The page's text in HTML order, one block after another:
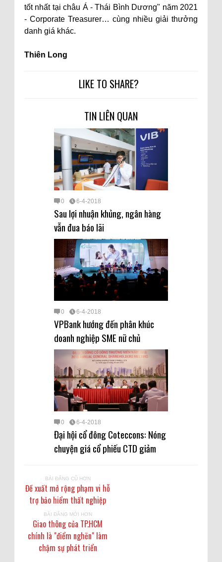
tốt nhất tại châu Á - Thái Bình Dương" năm 2021
- Corporate Treasurer… cùng nhiều giải thưởng
danh giá khác.
Thiên Long
LIKE TO SHARE?
TIN LIÊN QUAN
0 6-4-2018
Sau lợi nhuận khủng, ngân hàng
vẫn đua báo lãi
0 6-4-2018
VPBank hướng đến phân khúc
doanh nghiệp SME nữ chủ
0 6-4-2018
Đại hội cổ đông Coteccons: Nóng
chuyện giá cổ phiếu CTD giảm
BÀI ĐĂNG CŨ HƠN
Đề xuất mở rộng phạm vi hỗ
trợ bảo hiểm thất nghiệp
BÀI ĐĂNG MỚI HƠN
Giao thông của TP.HCM
chính là "điểm nghẽn" làm
chậm sự phát triển